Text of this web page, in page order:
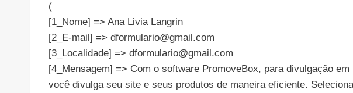
(
[1_Nome] => Ana Livia Langrin
[2_E-mail] => dformulario@gmail.com
[3_Localidade] => dformulario@gmail.com
[4_Mensagem] => Com o software PromoveBox, para divulgação
você divulga seu site e seus produtos de maneira eficiente.